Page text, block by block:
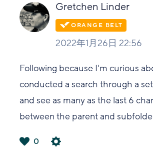
Gretchen Linder
2022年1月26日 22:56
Following because I'm curious
conducted a search through a
and see as many as the last 6
between the parent and
0